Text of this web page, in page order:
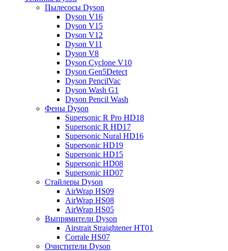
Пылесосы Dyson
Dyson V16
Dyson V15
Dyson V12
Dyson V11
Dyson V8
Dyson Cyclone V10
Dyson Gen5Detect
Dyson PencilVac
Dyson Wash G1
Dyson Pencil Wash
Фены Dyson
Supersonic R Pro HD18
Supersonic R HD17
Supersonic Nural HD16
Supersonic HD19
Supersonic HD15
Supersonic HD08
Supersonic HD07
Стайлеры Dyson
AirWrap HS09
AirWrap HS08
AirWrap HS05
Выпрямители Dyson
Airstrait Straightener HT01
Corrale HS07
Очистители Dyson